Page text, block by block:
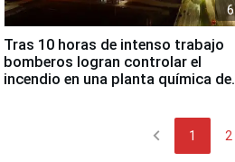
6
Tras 10 horas de intenso trabajo
bomberos logran controlar el
incendio en una planta química de
chevron_left 1 2